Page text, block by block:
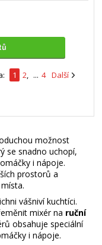
1 2, ... 4 Další
možnost
se snadno uchopí,
i nápoje.
prostorů a
vášniví kuchtíci.
mixér na ruční
obsahuje speciální
i nápoje.